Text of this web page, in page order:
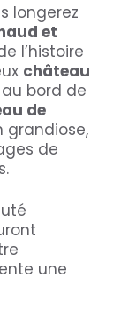
longerez
et
l’histoire
château
bord de
de
grandiose,
de
une